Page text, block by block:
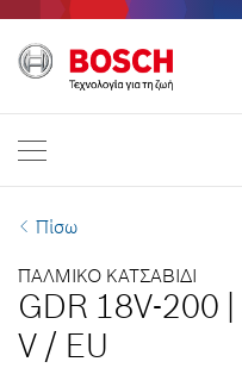
Αρχική σελίδα
Bosch Professional
EN | English
Πίσω
ΠΑΛΜΙΚΟ ΚΑΤΣΑΒΙΔΙ
GDR 18V-200
V / EU